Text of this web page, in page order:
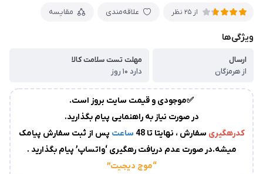
سازی و
به
پست
1
الی
باشد.
درصورت
از 25 نظر علاقه‌مندی مقایسه
ویژگی‌ها
ارسال
از هرمزگان
مهلت تست سلامت کالا
دارد ۱۰ روز
✅موجودی و قیمت سایت بروز است.
در صورت نیاز به راهنمایی پیام بگذارید.
کدرهگیری سفارش ، نهایتا تا 48 ساعت پس از ثبت سفارش پیامک
میشه.در صورت عدم دریافت رهگیری ‘واتساپ’ پیام بگذارید .
“موج دیجیت”